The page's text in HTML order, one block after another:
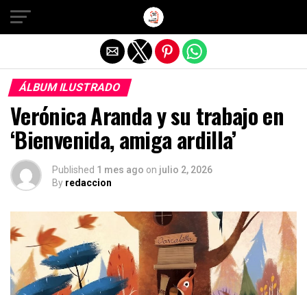
ÁLBUM ILUSTRADO
Verónica Aranda y su trabajo en
‘Bienvenida, amiga ardilla’
Published 1 mes ago on julio 2, 2026
By redaccion
Salir de la versión móvil